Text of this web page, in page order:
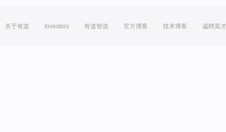
关于有道 Investors 有道智选 官方博客 技术博客 诚聘英才